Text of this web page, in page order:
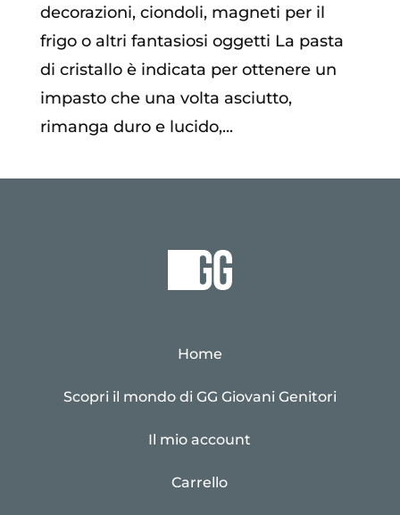
decorazioni, ciondoli, magneti per il
frigo o altri fantasiosi oggetti La pasta
di cristallo è indicata per ottenere un
impasto che una volta asciutto,
rimanga duro e lucido,...
Home
Scopri il mondo di GG Giovani Genitori
Il mio account
Carrello